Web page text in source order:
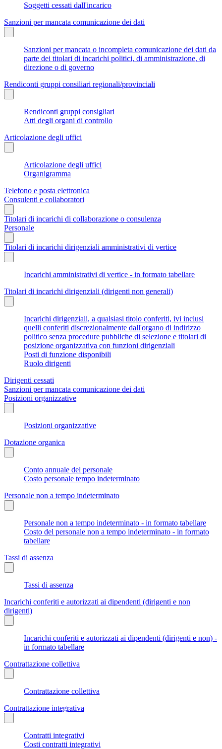
Soggetti cessati dall'incarico
Sanzioni per mancata comunicazione dei dati
Sanzioni per mancata o incompleta comunicazione dei dati da
parte dei titolari di incarichi politici, di amministrazione, di
direzione o di governo
Rendiconti gruppi consiliari regionali/provinciali
Rendiconti gruppi consigliari
Atti degli organi di controllo
Articolazione degli uffici
Articolazione degli uffici
Organigramma
Telefono e posta elettronica
Consulenti e collaboratori
Titolari di incarichi di collaborazione o consulenza
Personale
Titolari di incarichi dirigenziali amministrativi di vertice
Incarichi amministrativi di vertice - in formato tabellare
Titolari di incarichi dirigenziali (dirigenti non generali)
Incarichi dirigenziali, a qualsiasi titolo conferiti, ivi inclusi
quelli conferiti discrezionalmente dall'organo di indirizzo
politico senza procedure pubbliche di selezione e titolari di
posizione organizzativa con funzioni dirigenziali
Posti di funzione disponibili
Ruolo dirigenti
Dirigenti cessati
Sanzioni per mancata comunicazione dei dati
Posizioni organizzative
Posizioni organizzative
Dotazione organica
Conto annuale del personale
Costo personale tempo indeterminato
Personale non a tempo indeterminato
Personale non a tempo indeterminato - in formato tabellare
Costo del personale non a tempo indeterminato - in formato
tabellare
Tassi di assenza
Tassi di assenza
Incarichi conferiti e autorizzati ai dipendenti (dirigenti e non
dirigenti)
Incarichi conferiti e autorizzati ai dipendenti (dirigenti e non) -
in formato tabellare
Contrattazione collettiva
Contrattazione collettiva
Contrattazione integrativa
Contratti integrativi
Costi contratti integrativi